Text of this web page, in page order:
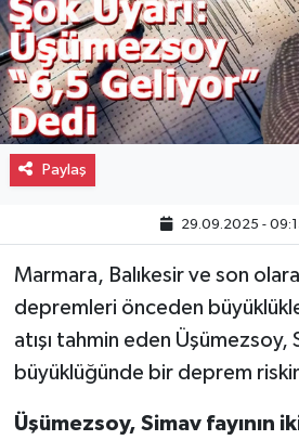
Paylaş
29.09.2025 -
Marmara, Balıkesir ve son
depremleri önceden
atışı tahmin eden Üşümezsoy,
büyüklüğünde bir deprem
Üşümezsoy, Simav fayının
Eğitim